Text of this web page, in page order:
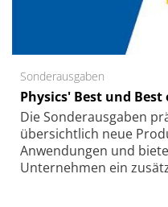
Sonderausgaben
Physics' Best und Best
Die Sonder­ausgaben
übersichtlich neue
Anwendungen und
Unternehmen ein